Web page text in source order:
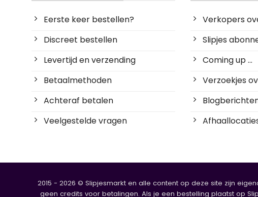
Eerste keer bestellen?
Discreet bestellen
Levertijd en verzending
Betaalmethoden
Achteraf betalen
Veelgestelde vragen
Verkopers
Slipjes
Coming up ...
Verzoekjes
2015 - 2026 © Slipjesmarkt en alle content op deze site zijn
geen credits voor betalingen. Als je een bestelling plaatst op